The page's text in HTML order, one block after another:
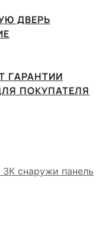
ДВЕРЬ
ГАРАНТИИ
ПОКУПАТЕЛЯ
снаружи панель